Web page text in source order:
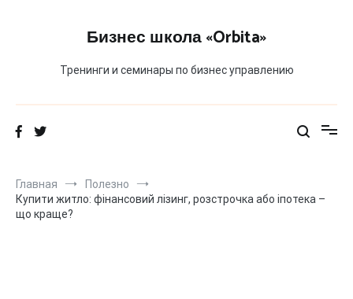
Бизнес школа «Orbita»
Тренинги и семинары по бизнес управлению
Главная
Полезно
Купити житло: фінансовий лізинг, розстрочка або іпотека –
що краще?